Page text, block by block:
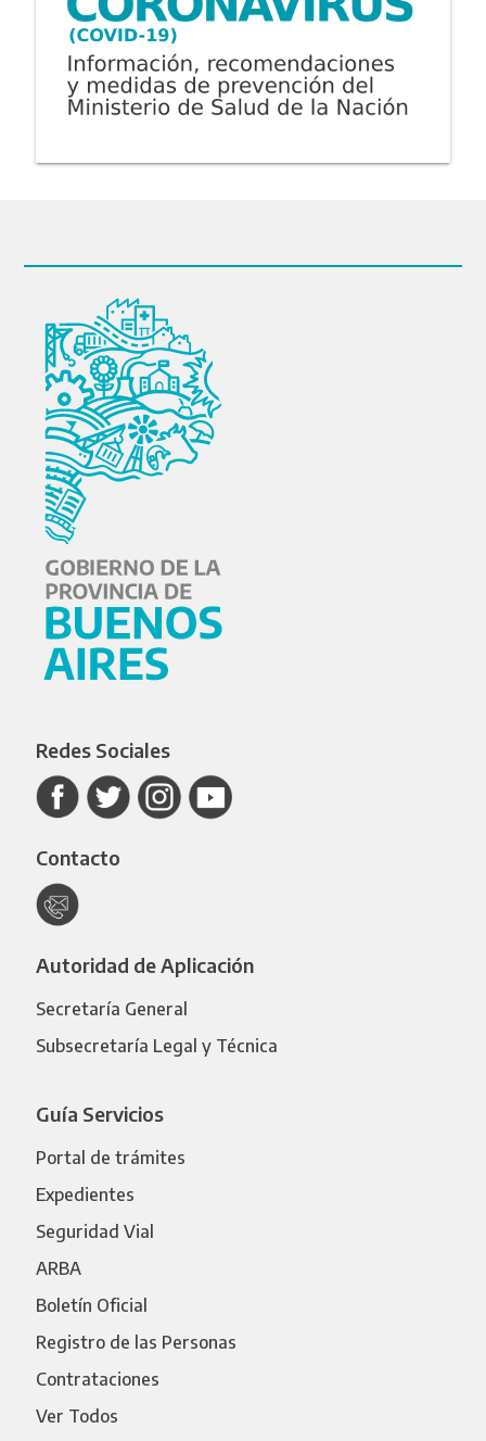
Redes Sociales
Contacto
Autoridad de Aplicación
Secretaría General
Subsecretaría Legal y Técnica
Guía Servicios
Portal de trámites
Expedientes
Seguridad Vial
ARBA
Boletín Oficial
Registro de las Personas
Contrataciones
Ver Todos